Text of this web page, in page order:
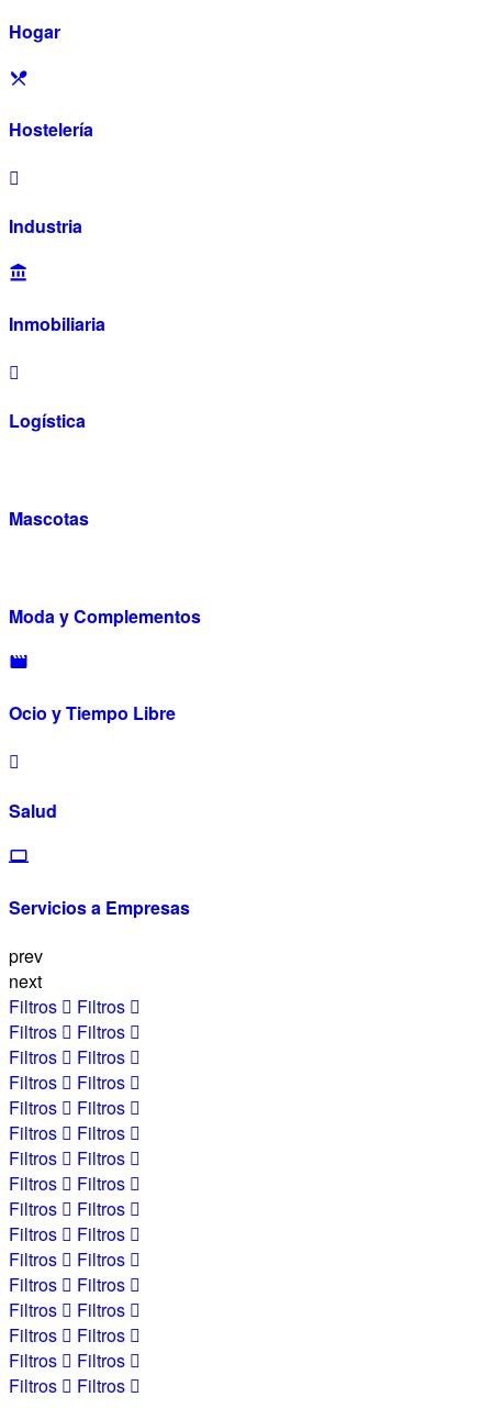
Hogar
Hostelería
Industria
Inmobiliaria
Logística
Mascotas
Moda y Complementos
Ocio y Tiempo Libre
Salud
Servicios a Empresas
prev
next
Filtros
Filtros
Filtros
Filtros
Filtros
Filtros
Filtros
Filtros
Filtros
Filtros
Filtros
Filtros
Filtros
Filtros
Filtros
Filtros
Filtros
Filtros
Filtros
Filtros
Filtros
Filtros
Filtros
Filtros
Filtros
Filtros
Filtros
Filtros
Filtros
Filtros
Filtros
Filtros